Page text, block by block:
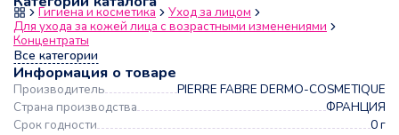
Гигиена и косметика
Уход за лицом
Для ухода за кожей лица с возрастными изменениями
Концентраты
Все категории
Информация о товаре
Производитель
PIERRE FABRE DERMO-COSMETIQUE
Страна производства
ФРАНЦИЯ
Срок годности
0 г